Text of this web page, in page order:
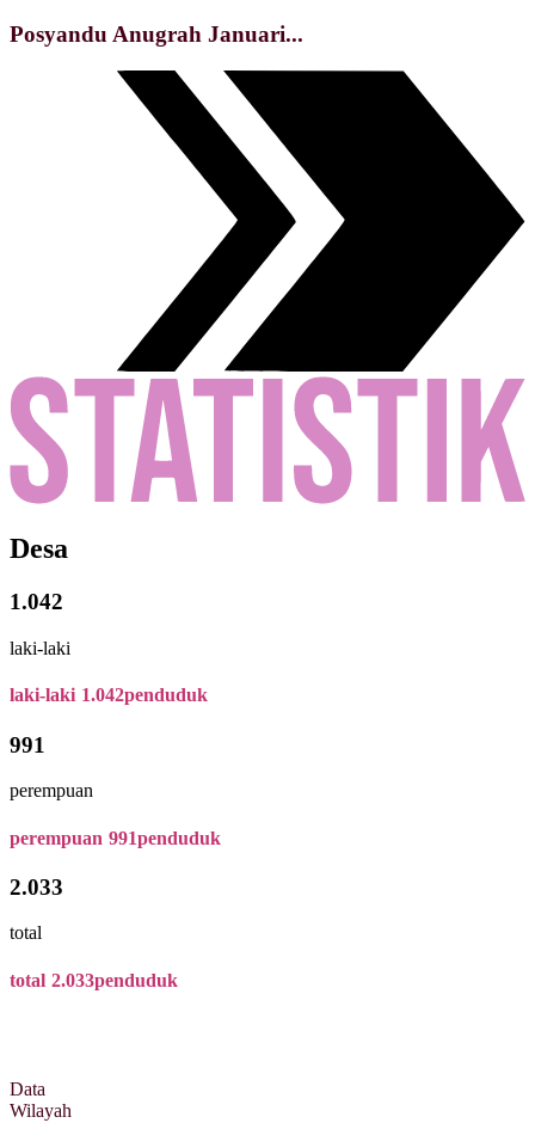
Posyandu Anugrah Januari...
Desa
1.042
laki-laki
laki-laki 1.042penduduk
991
perempuan
perempuan 991penduduk
2.033
total
total 2.033penduduk
Data
Wilayah